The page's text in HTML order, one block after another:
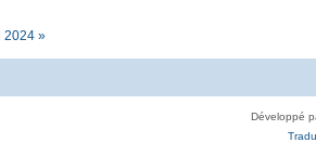
2024 »
Développé